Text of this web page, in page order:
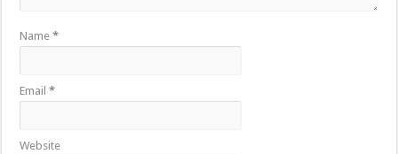
Name*
Email*
Website